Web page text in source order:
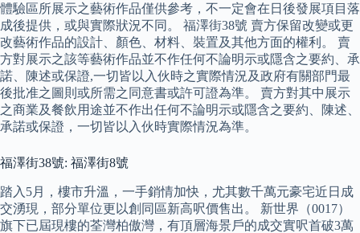
體驗區所展示之藝術作品僅供參考，不一定會在日後發展項目落
成後提供，或與實際狀況不同。 福澤街38號 賣方保留改變或更
改藝術作品的設計、顏色、材料、裝置及其他方面的權利。 賣
方對展示之該等藝術作品並不作任何不論明示或隱含之要約、承
諾、陳述或保證,一切皆以入伙時之實際情況及政府有關部門最
後批准之圖則或所需之同意書或許可證為準。 賣方對其中展示
之商業及餐飲用途並不作出任何不論明示或隱含之要約、陳述、
承諾或保證，一切皆以入伙時實際情況為準。
福澤街38號: 福澤街8號
踏入5月，樓市升溫，一手銷情加快，尤其數千萬元豪宅近日成
交湧現，部分單位更以創同區新高呎價售出。 新世界（0017）
旗下已屆現樓的荃灣柏傲灣，有頂層海景戶的成交實呎首破3萬